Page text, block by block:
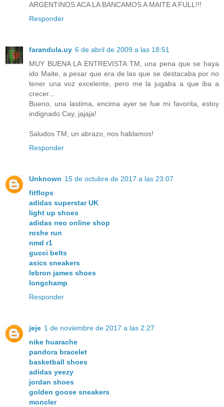
ARGENTINOS ACA LA BANCAMOS A MAITE A FULL!!!
Responder
farandula.uy 6 de abril de 2009 a las 18:51
MUY BUENA LA ENTREVISTA TM, una pena que se haya
ido Maite, a pesar que era de las que se destacaba por no
tener una voz excelente, pero me la jugaba a que iba a
crecer...
Bueno, una lastima, encima ayer se fue mi favorita, estoy
indignado Cay, jajaja!
Saludos TM, un abrazo, nos hablamos!
Responder
Unknown 15 de octubre de 2017 a las 23:07
fitflops
adidas superstar UK
light up shoes
adidas neo online shop
roshe run
nmd r1
gucci belts
asics sneakers
lebron james shoes
longchamp
Responder
jeje 1 de noviembre de 2017 a las 2:27
nike huarache
pandora bracelet
basketball shoes
adidas yeezy
jordan shoes
golden goose sneakers
moncler